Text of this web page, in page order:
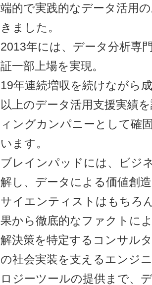
端的で実践的なデータ活⽤
きました。
2013年には、データ分析専
証一部上場を実現。
19年連続増収を続けながら
以上のデータ活用支援実績
ィングカンパニーとして確
います。
ブレインパッドには、ビジ
解し、データによる価値創
サイエンティストはもちろ
果から徹底的なファクトに
解決策を特定するコンサル
の社会実装を支えるエンジ
ロジーツールの提供まで、